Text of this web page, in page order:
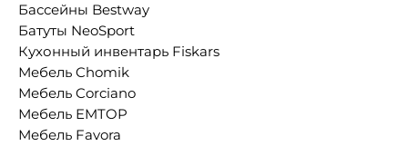
Бассейны Bestway
Батуты NeoSport
Кухонный инвентарь Fiskars
Мебель Chomik
Мебель Corciano
Мебель EMTOP
Мебель Favora